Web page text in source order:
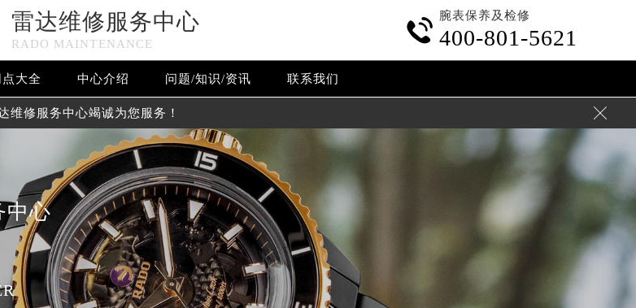
雷达维修服务中心
RADO MAINTENANCE

腕表保养及检修
400-801-5621
点大全 中心介绍 问题/知识/资讯 联系我们
维修服务中心竭诚为您服务！ 
中心